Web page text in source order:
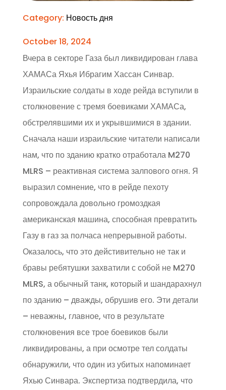
Category: Новость дня
October 18, 2024
Вчера в секторе Газа был ликвидирован глава
ХАМАСа Яхья Ибрагим Хассан Синвар.
Израильские солдаты в ходе рейда вступили в
столкновение с тремя боевиками ХАМАСа,
обстрелявшими их и укрывшимися в здании.
Сначала наши израильские читатели написали
нам, что по зданию кратко отработала M270
MLRS – реактивная система залпового огня. Я
выразил сомнение, что в рейде пехоту
сопровождала довольно громоздкая
американская машина, способная превратить
Газу в газ за полчаса непрерывной работы.
Оказалось, что это дейстивительно не так и
бравы ребятушки захватили с собой не M270
MLRS, а обычный танк, который и шандарахнул
по зданию – дважды, обрушив его. Эти детали
– неважны, главное, что в результате
столкновения все трое боевиков были
ликвидированы, а при осмотре тел солдаты
обнаружили, что один из убитых напоминает
Яхью Синвара. Экспертиза подтвердила, что